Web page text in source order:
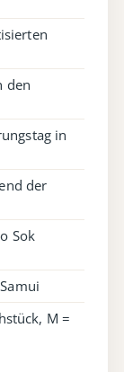
den
in
der
Sok
M =